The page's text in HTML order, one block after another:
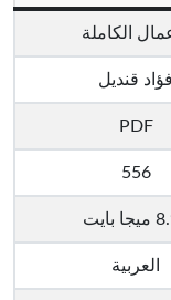
الكاملة
فؤاد قنديل
PDF
556
بايت
العربية